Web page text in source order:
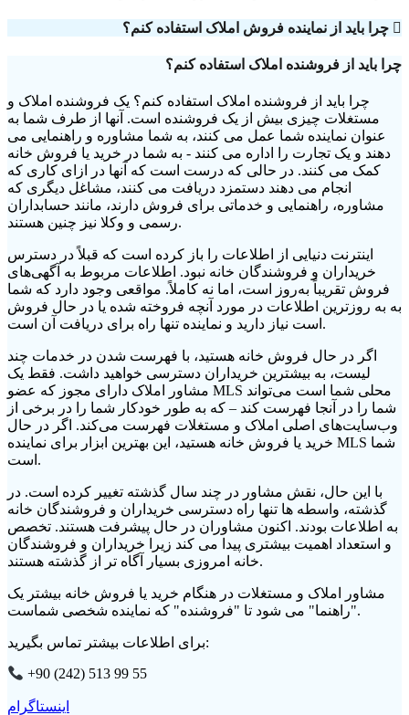
چرا باید از نماینده فروش املاک استفاده کنم؟
چرا باید از فروشنده املاک استفاده کنم؟
چرا باید از فروشنده املاک استفاده کنم؟ یک فروشنده املاک و
مستغلات چیزی بیش از یک فروشنده است. آنها از طرف شما به
عنوان نماینده شما عمل می کنند، به شما مشاوره و راهنمایی می
دهند و یک تجارت را اداره می کنند - به شما در خرید یا فروش خانه
کمک می کنند. در حالی که درست است که آنها در ازای کاری که
انجام می دهند دستمزد دریافت می کنند، مشاغل دیگری که
مشاوره، راهنمایی و خدماتی برای فروش دارند، مانند حسابداران
رسمی و وکلا نیز چنین هستند.
اینترنت دنیایی از اطلاعات را باز کرده است که قبلاً در دسترس
خریداران و فروشندگان خانه نبود. اطلاعات مربوط به آگهی‌های
فروش تقریباً به‌روز است، اما نه کاملاً. مواقعی وجود دارد که شما
به به روزترین اطلاعات در مورد آنچه فروخته شده یا در حال فروش
است نیاز دارید و نماینده تنها راه برای دریافت آن است.
اگر در حال فروش خانه هستید، با فهرست شدن در خدمات چند
لیست، به بیشترین خریداران دسترسی خواهید داشت. فقط یک
مشاور املاک دارای مجوز که عضو MLS محلی شما است می‌تواند
شما را در آنجا فهرست کند – که به طور خودکار شما را در برخی از
وب‌سایت‌های اصلی املاک و مستغلات فهرست می‌کند. اگر در حال
خرید یا فروش خانه هستید، این بهترین ابزار برای نماینده MLS شما
است.
با این حال، نقش مشاور در چند سال گذشته تغییر کرده است. در
گذشته، واسطه ها تنها راه دسترسی خریداران و فروشندگان خانه
به اطلاعات بودند. اکنون مشاوران در حال پیشرفت هستند. تخصص
و استعداد اهمیت بیشتری پیدا می کند زیرا خریداران و فروشندگان
خانه امروزی بسیار آگاه تر از گذشته هستند.
مشاور املاک و مستغلات در هنگام خرید یا فروش خانه بیشتر یک
"راهنما" می شود تا "فروشنده" که نماینده شخصی شماست.
برای اطلاعات بیشتر تماس بگیرید:
+90 (242) 513 99 55
اینستاگرام